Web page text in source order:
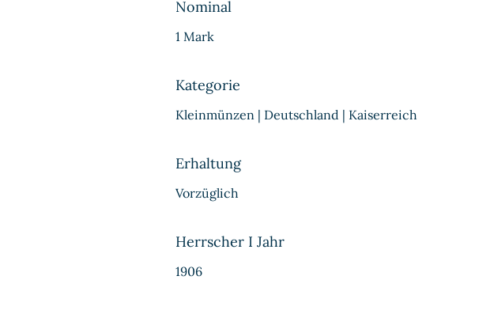
Nominal
1 Mark
Kategorie
Kleinmünzen | Deutschland | Kaiserreich
Erhaltung
Vorzüglich
Herrscher I Jahr
1906